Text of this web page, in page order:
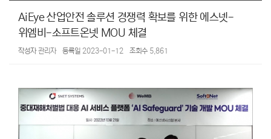
AiEye 산업안전 솔루션 경쟁력 확보를 위한 에스넷-
위엠비-소프트온넷 MOU 체결
작성자 관리자 등록일 2023-01-12 조회수 5,861